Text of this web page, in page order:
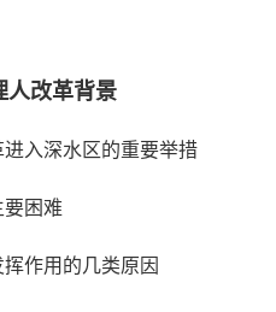
人改革背景
入深水区的重要举措
要困难
作用的几类原因